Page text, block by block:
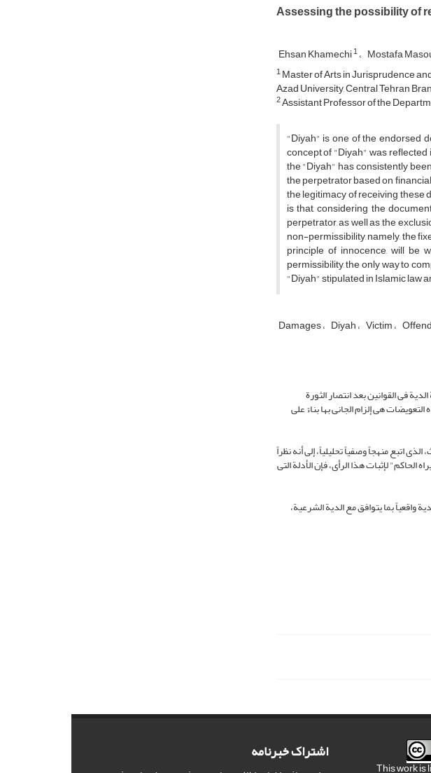
Assessing the possibility of
Ehsan Khamechi1 Mostafa
1Master of Arts in Jurisprudence
Azad University, Central Tehran
2Assistant Professor of the
"Diyah" is one of the endorsed
concept of "Diyah" was
the "Diyah" has consistently
the perpetrator based on
the legitimacy of receiving
is that, considering the
perpetrator, as well as the
non-permissibility, namely, the
principle of innocence, will be
permissibility, the only way to
"Diyah" stipulated in Islamic law
Damages Diyah Victim
فی القوانین بعد انتصار الثورة
هی إلزام الجانی بها بناءً على
اتبع منهجاً وصفیاً تحلیلیاً، إلى أنه نظراً
الحاکم" لإثبات هذا الرأی، فإن الأدلة التی
واقعیاً بما یتوافق مع الدیة الشرعیة،
This work is
اشتراک خبرنامه